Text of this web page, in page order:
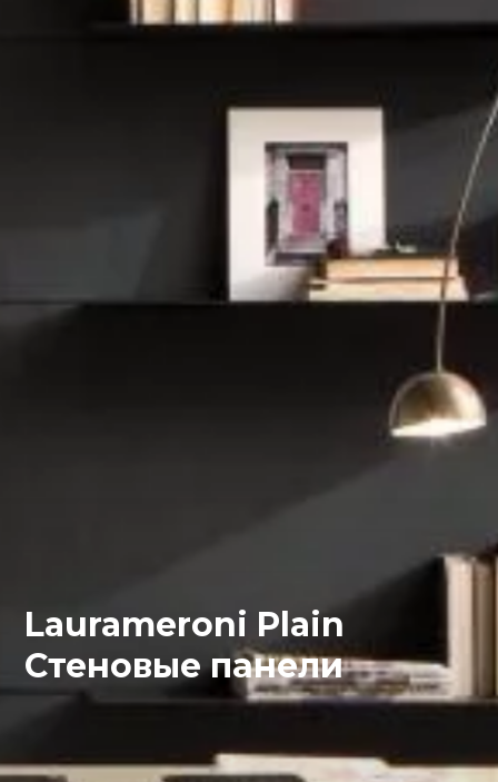
Laurameroni Plain
Стеновые панели